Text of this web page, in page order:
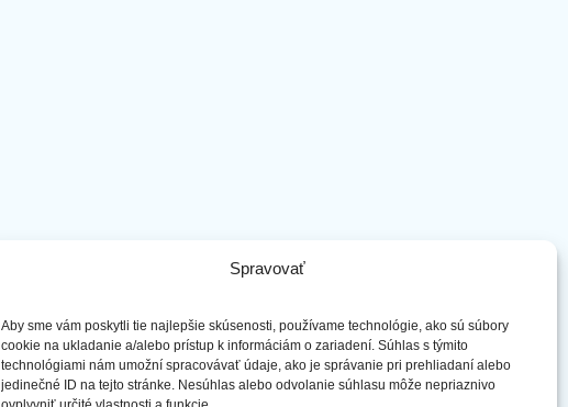
Spravovať
Aby sme vám poskytli tie najlepšie skúsenosti, používame technológie, ako sú súbory
cookie na ukladanie a/alebo prístup k informáciám o zariadení. Súhlas s týmito
technológiami nám umožní spracovávať údaje, ako je správanie pri prehliadaní alebo
jedinečné ID na tejto stránke. Nesúhlas alebo odvolanie súhlasu môže nepriaznivo